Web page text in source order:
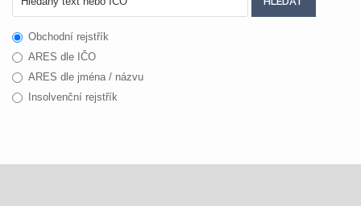
Obchodní rejstřík
ARES dle IČO
ARES dle jména / názvu
Insolvenční rejstřík